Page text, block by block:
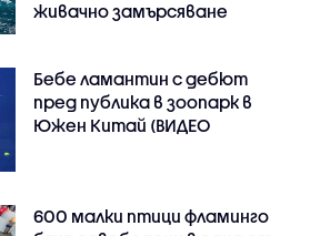
живачно замърсяване
Бебе ламантин с дебют
пред публика в зоопарк в
Южен Китай (ВИДЕО
600 малки птици фламинго